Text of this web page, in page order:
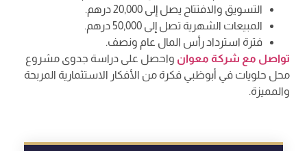
التسويق والافتتاح يصل إلى 20,000 درهم.
المبيعات الشهرية تصل إلى 50,000 درهم.
فترة استرداد رأس المال عام ونصف.
تواصل مع شركة معوان واحصل على دراسة جدوى مشروع
محل حلويات في أبوظبي فكرة من الأفكار الاستثمارية المربحة
والمميزة.